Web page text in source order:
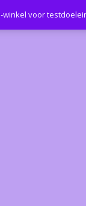
winkel voor